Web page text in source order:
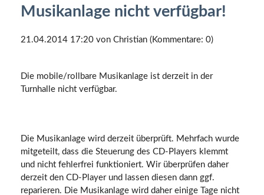
Musikanlage nicht verfügbar!
21.04.2014 17:20von Christian (Kommentare: 0)
Die mobile/rollbare Musikanlage ist derzeit in der
Turnhalle nicht verfügbar.
Die Musikanlage wird derzeit überprüft. Mehrfach wurde
mitgeteilt, dass die Steuerung des CD-Players klemmt
und nicht fehlerfrei funktioniert. Wir überprüfen daher
derzeit den CD-Player und lassen diesen dann ggf.
reparieren. Die Musikanlage wird daher einige Tage nicht